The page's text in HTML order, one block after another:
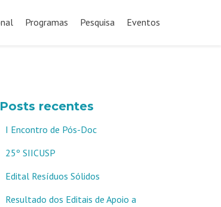
Programas Pesquisa Eventos
Posts recentes
I Encontro de Pós-Doc
25º SIICUSP
Edital Resíduos Sólidos
Resultado dos Editais de Apoio a